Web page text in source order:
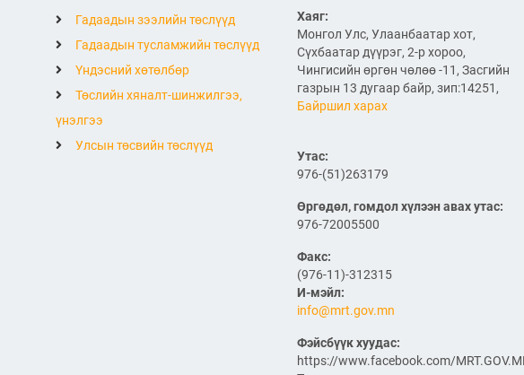
Канад Улстай Агаарын
харилцааны хэлэлцээрийг
байгуулна
2026/06/29
ХААГЧИЙГ ШИЛЖҮҮЛЭН
БОЛОН СЭЛГЭН
АЖИЛЛУУЛАХ ТУХАЙ ЗАР
2026/06/29
АВТОЗАМЫН АЮУЛГҮЙ
БАЙДАЛ, ТҮЛШНИЙ НӨӨЦ
БҮРДҮҮЛЭЛТ, БҮТЭЭН
БАЙГУУЛАЛТЫН АЖЛЫГ
ТАСАЛДУУЛАХГҮЙ БАЙХ ҮҮРЭГ ӨГӨВ
“Монгол Улсын тээврийн
Гадаадын зээлийн төслүүд
Гадаадын тусламжийн төслүүд
Үндэсний хөтөлбөр
Төслийн хяналт-шинжилгээ,
үнэлгээ
Улсын төсвийн төслүүд
Хаяг:
Монгол Улс, Улаанбаатар хот,
Сүхбаатар дүүрэг, 2-р хороо,
Чингисийн өргөн чөлөө -11, Засгийн
газрын 13 дугаар байр, зип:14251,
Байршил харах
Утас:
976-(51)263179
Өргөдөл, гомдол хүлээн авах утас:
976-72005500
Факс:
(976-11)-312315
И-мэйл:
info@mrt.gov.mn
Фэйсбүүк хуудас:
https://www.facebook.com/